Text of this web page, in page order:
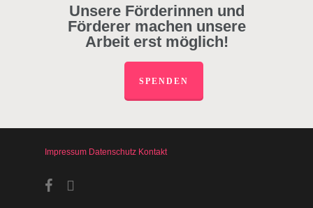
Unsere Förderinnen und
Förderer machen unsere
Arbeit erst möglich!
SPENDEN
Impressum Datenschutz Kontakt
facebookinstagram